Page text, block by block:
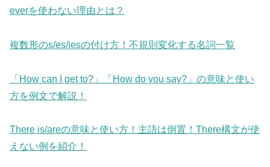
everを使わない理由とは？
複数形のs/es/iesの付け方！不規則変化する名詞一覧
「How can I get to?」「How do you say?」の意味と使い
方を例文で解説！
There is/areの意味と使い方！主語は倒置！There構文が使
えない例を紹介！